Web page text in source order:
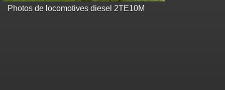
Photos de locomotives diesel 2TE10M